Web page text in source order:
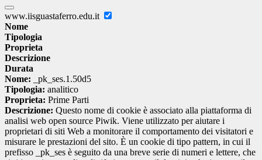
www.iisguastaferro.edu.it
Nome
Tipologia
Proprieta
Descrizione
Durata
Nome: _pk_ses.1.50d5
Tipologia: analitico
Proprieta: Prime Parti
Descrizione: Questo nome di cookie è associato alla piattaforma di
analisi web open source Piwik. Viene utilizzato per aiutare i
proprietari di siti Web a monitorare il comportamento dei visitatori e
misurare le prestazioni del sito. È un cookie di tipo pattern, in cui il
prefisso _pk_ses è seguito da una breve serie di numeri e lettere, che